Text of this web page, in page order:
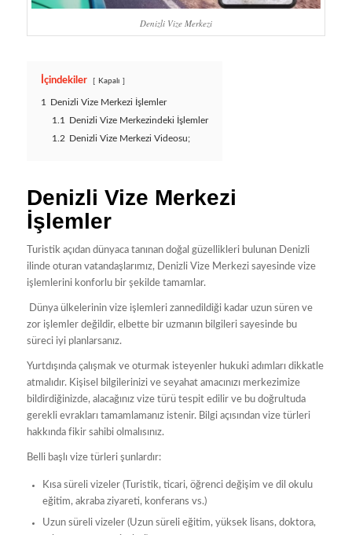
Denizli Vize Merkezi
İçindekiler Kapalı
1 Denizli Vize Merkezi İşlemler
1.1 Denizli Vize Merkezindeki İşlemler
1.2 Denizli Vize Merkezi Videosu;
Denizli Vize Merkezi
İşlemler
Turistik açıdan dünyaca tanınan doğal güzellikleri bulunan Denizli
ilinde oturan vatandaşlarımız, Denizli Vize Merkezi sayesinde vize
işlemlerini konforlu bir şekilde tamamlar.
Dünya ülkelerinin vize işlemleri zannedildiği kadar uzun süren ve
zor işlemler değildir, elbette bir uzmanın bilgileri sayesinde bu
süreci iyi planlarsanız.
Yurtdışında çalışmak ve oturmak isteyenler hukuki adımları dikkatle
atmalıdır. Kişisel bilgilerinizi ve seyahat amacınızı merkezimize
bildirdiğinizde, alacağınız vize türü tespit edilir ve bu doğrultuda
gerekli evrakları tamamlamanız istenir. Bilgi açısından vize türleri
hakkında fikir sahibi olmalısınız.
Belli başlı vize türleri şunlardır:
Kısa süreli vizeler (Turistik, ticari, öğrenci değişim ve dil okulu
eğitim, akraba ziyareti, konferans vs.)
Uzun süreli vizeler (Uzun süreli eğitim, yüksek lisans, doktora,